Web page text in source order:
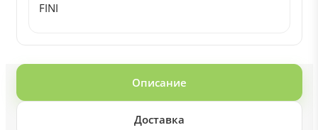
FINI
Описание
Доставка